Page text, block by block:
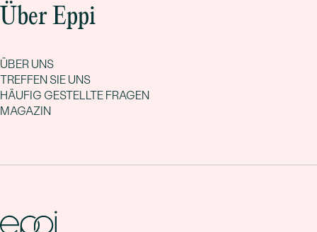
Über Eppi
ÜBER UNS
TREFFEN SIE UNS
HÄUFIG GESTELLTE FRAGEN
MAGAZIN